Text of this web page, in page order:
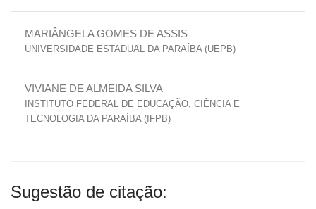
MARIÂNGELA GOMES DE ASSIS
UNIVERSIDADE ESTADUAL DA PARAÍBA (UEPB)
VIVIANE DE ALMEIDA SILVA
INSTITUTO FEDERAL DE EDUCAÇÃO, CIÊNCIA E
TECNOLOGIA DA PARAÍBA (IFPB)
Sugestão de citação: